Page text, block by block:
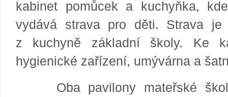
Školní jídelna
Škola po škole
Úřední deskaRozbalit / skrýt
kabinet pomůcek a kuchyňka,
vydává strava pro děti. Strava je
z kuchyně základní školy. Ke
hygienické zařízení,
Oba pavilony mateřské